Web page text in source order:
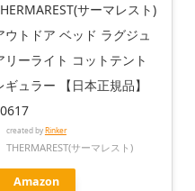
サーマレスト)
ウトドア ベッド ラグジュ
リーライト コットテント
ギュラー 【日本正規品】
created byRinker
THERMAREST(サーマレスト)
Amazon